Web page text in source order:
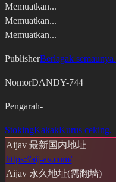
Memuatkan...
Memuatkan...
Memuatkan...
PublisherBerlagak semaunya.
NomorDANDY-744
Pengarah-
StokingKakakKurus ceking.
Aijav 最新国内地址
https://aij-av.com/
Aijav 永久地址(需翻墙)